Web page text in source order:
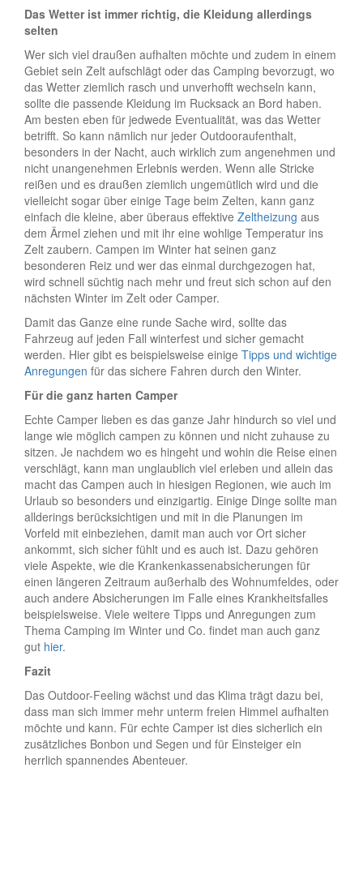
Das Wetter ist immer richtig, die Kleidung allerdings
selten
Wer sich viel draußen aufhalten möchte und zudem in einem
Gebiet sein Zelt aufschlägt oder das Camping bevorzugt, wo
das Wetter ziemlich rasch und unverhofft wechseln kann,
sollte die passende Kleidung im Rucksack an Bord haben.
Am besten eben für jedwede Eventualität, was das Wetter
betrifft. So kann nämlich nur jeder Outdooraufenthalt,
besonders in der Nacht, auch wirklich zum angenehmen und
nicht unangenehmen Erlebnis werden. Wenn alle Stricke
reißen und es draußen ziemlich ungemütlich wird und die
vielleicht sogar über einige Tage beim Zelten, kann ganz
einfach die kleine, aber überaus effektive Zeltheizung aus
dem Ärmel ziehen und mit ihr eine wohlige Temperatur ins
Zelt zaubern. Campen im Winter hat seinen ganz
besonderen Reiz und wer das einmal durchgezogen hat,
wird schnell süchtig nach mehr und freut sich schon auf den
nächsten Winter im Zelt oder Camper.
Damit das Ganze eine runde Sache wird, sollte das
Fahrzeug auf jeden Fall winterfest und sicher gemacht
werden. Hier gibt es beispielsweise einige Tipps und wichtige
Anregungen für das sichere Fahren durch den Winter.
Für die ganz harten Camper
Echte Camper lieben es das ganze Jahr hindurch so viel und
lange wie möglich campen zu können und nicht zuhause zu
sitzen. Je nachdem wo es hingeht und wohin die Reise einen
verschlägt, kann man unglaublich viel erleben und allein das
macht das Campen auch in hiesigen Regionen, wie auch im
Urlaub so besonders und einzigartig. Einige Dinge sollte man
allderings berücksichtigen und mit in die Planungen im
Vorfeld mit einbeziehen, damit man auch vor Ort sicher
ankommt, sich sicher fühlt und es auch ist. Dazu gehören
viele Aspekte, wie die Krankenkassenabsicherungen für
einen längeren Zeitraum außerhalb des Wohnumfeldes, oder
auch andere Absicherungen im Falle eines Krankheitsfalles
beispielsweise. Viele weitere Tipps und Anregungen zum
Thema Camping im Winter und Co. findet man auch ganz
gut hier.
Fazit
Das Outdoor-Feeling wächst und das Klima trägt dazu bei,
dass man sich immer mehr unterm freien Himmel aufhalten
möchte und kann. Für echte Camper ist dies sicherlich ein
zusätzliches Bonbon und Segen und für Einsteiger ein
herrlich spannendes Abenteuer.